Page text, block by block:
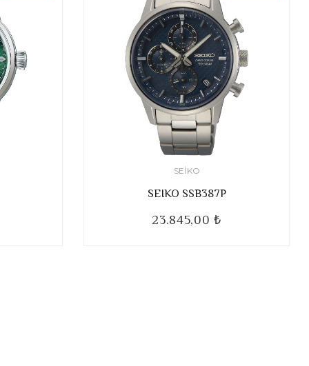
SEIKO
SEIKO SSB387P
23.845,00 ₺